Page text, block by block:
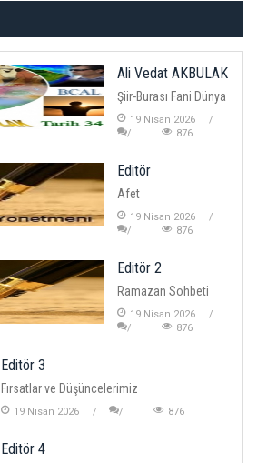
Ali Vedat AKBULAK
Şiir-Burası Fani Dünya
19 Nisan 2026
876
Editör
Afet
19 Nisan 2026
876
Editör 2
Ramazan Sohbeti
19 Nisan 2026
876
Editör 3
Fırsatlar ve Düşüncelerimiz
19 Nisan 2026 876
Editör 4